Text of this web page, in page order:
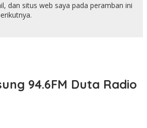
dan situs web saya pada peramban ini
94.6FM Duta Radio